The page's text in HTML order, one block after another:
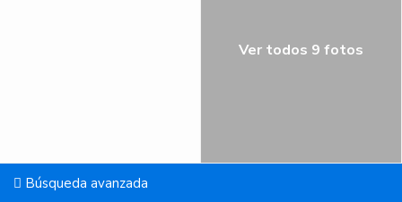
Ver todos 9 fotos
Búsqueda avanzada